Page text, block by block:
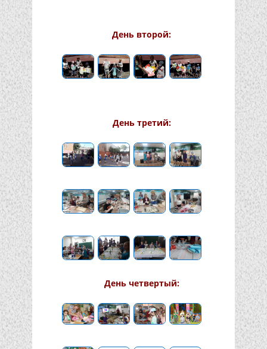
День второй:
День третий:
День четвертый: